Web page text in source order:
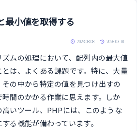
ン
イ
フ
ス
タ
イ
ル
最小値を取得する
2023.08.08 2026.03.18
ムの処理において、配列内の最大値
は、よくある課題です。特に、大量
の中から特定の値を見つけ出すの
間のかかる作業に思えます。しか
高いツール、PHPには、このような
る機能が備わっています。